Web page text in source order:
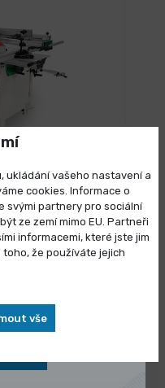
stroj UMK 5-
Vybrat variantu
ukládání vašeho nastavení a
cookies. Informace o
svými partnery pro sociální
ze zemí mimo EU. Partneři
informacemi, které jste jim
že používáte jejich
vše
zásob
pořídíte za